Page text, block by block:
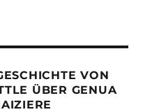
VON
ÜBER GENUA